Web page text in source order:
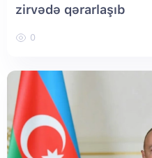
zirvədə qərarlaşıb
0